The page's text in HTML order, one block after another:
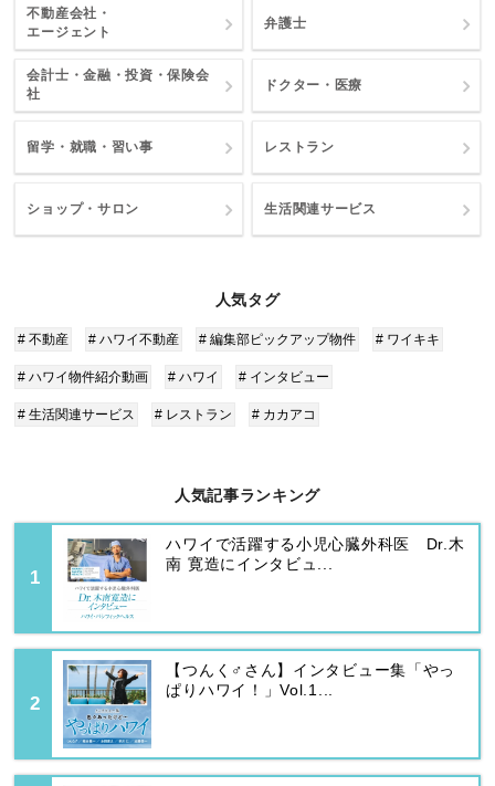
不動産会社・
エージェント
弁護士
会計士・金融・投資・保険会
社
ドクター・医療
留学・就職・習い事 レストラン
ショップ・サロン 生活関連サービス
人気タグ
# 不動産 # ハワイ不動産 # 編集部ピックアップ物件 # ワイキキ
# ハワイ物件紹介動画 # ハワイ # インタビュー
# 生活関連サービス # レストラン # カカアコ
人気記事ランキング
ハワイで活躍する小児心臓外科医 Dr.木
南 寛造にインタビュ...
【つんく♂さん】インタビュー集「やっ
ぱりハワイ！」Vol.1...